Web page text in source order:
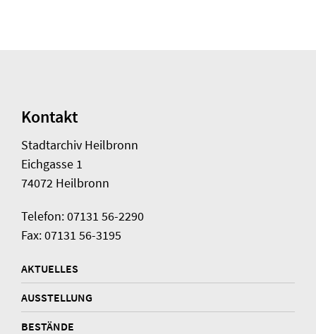
Kontakt
Stadtarchiv Heilbronn
Eichgasse 1
74072 Heilbronn
Telefon: 07131 56-2290
Fax: 07131 56-3195
AKTUELLES
AUSSTELLUNG
BESTÄNDE